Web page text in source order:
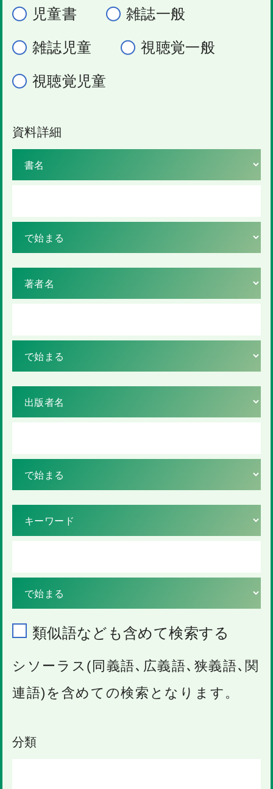
児童書 雑誌一般
雑誌児童 視聴覚一般
視聴覚児童
資料詳細
類似語なども含めて検索する
シソーラス(同義語､広義語､狭義語､関
連語)を含めての検索となります。
分類